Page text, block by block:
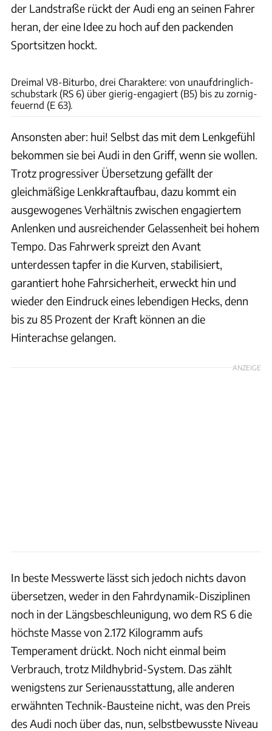
der Landstraße rückt der Audi eng an seinen Fahrer
heran, der eine Idee zu hoch auf den packenden
Sportsitzen hockt.
Dreimal V8-Biturbo, drei Charaktere: von unaufdringlich-
schubstark (RS 6) über gierig-engagiert (B5) bis zu zornig-
feuernd (E 63).
Ansonsten aber: hui! Selbst das mit dem Lenkgefühl
bekommen sie bei Audi in den Griff, wenn sie wollen.
Trotz progressiver Übersetzung gefällt der
gleichmäßige Lenkkraftaufbau, dazu kommt ein
ausgewogenes Verhältnis zwischen engagiertem
Anlenken und ausreichender Gelassenheit bei hohem
Tempo. Das Fahrwerk spreizt den Avant
unterdessen tapfer in die Kurven, stabilisiert,
garantiert hohe Fahrsicherheit, erweckt hin und
wieder den Eindruck eines lebendigen Hecks, denn
bis zu 85 Prozent der Kraft können an die
Hinterachse gelangen.
ANZEIGE
In beste Messwerte lässt sich jedoch nichts davon
übersetzen, weder in den Fahrdynamik-Disziplinen
noch in der Längsbeschleunigung, wo dem RS 6 die
höchste Masse von 2.172 Kilogramm aufs
Temperament drückt. Noch nicht einmal beim
Verbrauch, trotz Mildhybrid-System. Das zählt
wenigstens zur Serienausstattung, alle anderen
erwähnten Technik-Bausteine nicht, was den Preis
des Audi noch über das, nun, selbstbewusste Niveau